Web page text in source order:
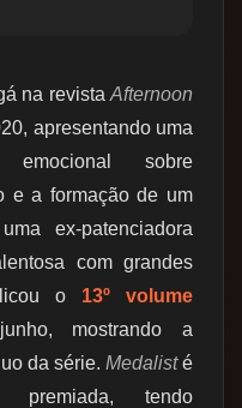
na revista Afternoon
apresentando uma
emocional sobre
e a formação de um
ex-patenciadora
com grandes
o 13º volume
mostrando a
da série. Medalisté
premiada, tendo